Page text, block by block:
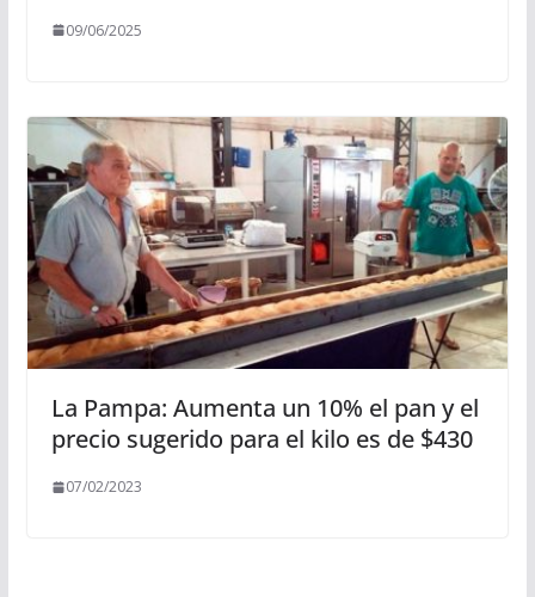
09/06/2025
La Pampa: Aumenta un 10% el pan y el
precio sugerido para el kilo es de $430
07/02/2023